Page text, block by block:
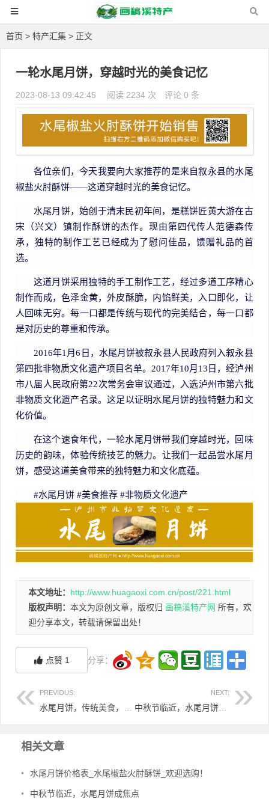
首页 > 特产汇集 > 正文
一轮水尾月饼，穿越时光的美食记忆
2023-08-13 09:42:45 阅读 2234 次 评论 0 条
各位亲们，今天我要向大家推荐的是来自叙永县的水尾
椒盐火肘酥饼——这道穿越时光的美食记忆。
水尾月饼，始创于清末民初年间，是糕饼匠黄大游在古
宋（兴文）镇制作酥饼的杰作。现由第四代传人范德森传
承，独特的制作工艺已经成为了慰问佳品，馈赠礼品的首
选。
这道月饼采用独特的手工制作工艺，经过多道工序精心
制作而成，色泽金黄，外皮酥脆，内馅鲜美，入口即化，让
人回味无穷。每一口都是传统与现代的完美结合，每一口都
是对历史的尊重和传承。
2016年1月6日，水尾月饼被叙永县人民政府列入叙永县
第四批非物质文化遗产项目名单。2017年10月13日，经泸州
市八届人民政府第22次常务会审议通过，入选泸州市第六批
非物质文化遗产名录。这足以证明水尾月饼的独特魅力和文
化价值。
在这个速食年代，一轮水尾月饼带我们穿越时光，回味
历史的韵味，体验传统技艺的魅力。让我们一起品尝水尾月
饼，感受这道美食带来的独特魅力和文化底蕴。
#水尾月饼 #美食推荐 #非物质文化遗产
本文地址： http://www.huagaoxi.com.cn/post/221.html
版权声明： 本文为原创文章，版权归 画稿溪特产网 所有，欢
迎分享本文，转载请保留出处！
点赞 1 分享：
PREVIOUS: NEXT:
中秋节临近，水尾月饼成焦点
相关文章
• 水尾月饼价格表_水尾椒盐火肘酥饼_欢迎选购！
• 中秋节临近，水尾月饼成焦点